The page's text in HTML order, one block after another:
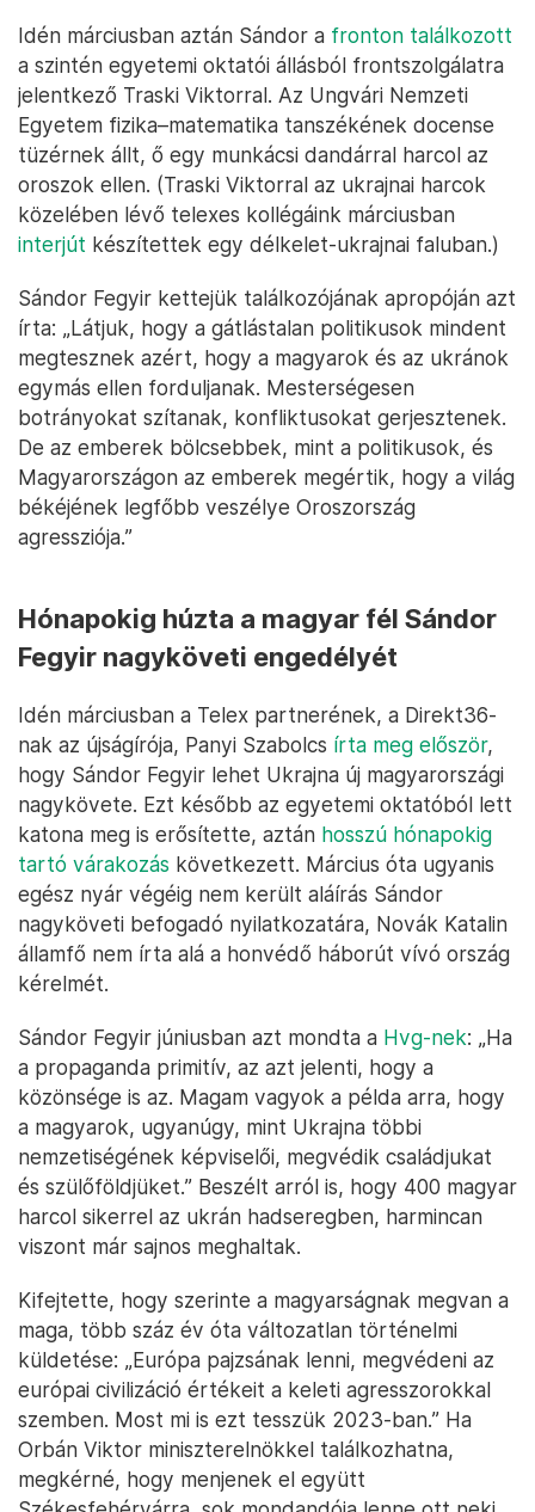
Idén márciusban aztán Sándor a fronton találkozott
a szintén egyetemi oktatói állásból frontszolgálatra
jelentkező Traski Viktorral. Az Ungvári Nemzeti
Egyetem fizika–matematika tanszékének docense
tüzérnek állt, ő egy munkácsi dandárral harcol az
oroszok ellen. (Traski Viktorral az ukrajnai harcok
közelében lévő telexes kollégáink márciusban
interjút készítettek egy délkelet-ukrajnai faluban.)
Sándor Fegyir kettejük találkozójának apropóján azt
írta: „Látjuk, hogy a gátlástalan politikusok mindent
megtesznek azért, hogy a magyarok és az ukránok
egymás ellen forduljanak. Mesterségesen
botrányokat szítanak, konfliktusokat gerjesztenek.
De az emberek bölcsebbek, mint a politikusok, és
Magyarországon az emberek megértik, hogy a világ
békéjének legfőbb veszélye Oroszország
agressziója.”
Hónapokig húzta a magyar fél Sándor
Fegyir nagyköveti engedélyét
Idén márciusban a Telex partnerének, a Direkt36-
nak az újságírója, Panyi Szabolcs írta meg először,
hogy Sándor Fegyir lehet Ukrajna új magyarországi
nagykövete. Ezt később az egyetemi oktatóból lett
katona meg is erősítette, aztán hosszú hónapokig
tartó várakozás következett. Március óta ugyanis
egész nyár végéig nem került aláírás Sándor
nagyköveti befogadó nyilatkozatára, Novák Katalin
államfő nem írta alá a honvédő háborút vívó ország
kérelmét.
Sándor Fegyir júniusban azt mondta a Hvg-nek: „Ha
a propaganda primitív, az azt jelenti, hogy a
közönsége is az. Magam vagyok a példa arra, hogy
a magyarok, ugyanúgy, mint Ukrajna többi
nemzetiségének képviselői, megvédik családjukat
és szülőföldjüket.” Beszélt arról is, hogy 400 magyar
harcol sikerrel az ukrán hadseregben, harmincan
viszont már sajnos meghaltak.
Kifejtette, hogy szerinte a magyarságnak megvan a
maga, több száz év óta változatlan történelmi
küldetése: „Európa pajzsának lenni, megvédeni az
európai civilizáció értékeit a keleti agresszorokkal
szemben. Most mi is ezt tesszük 2023-ban.” Ha
Orbán Viktor miniszterelnökkel találkozhatna,
megkérné, hogy menjenek el együtt